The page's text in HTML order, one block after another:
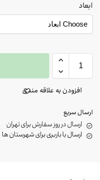
ابعاد
افزودن به علاقه مندی
ارسال سریع
ارسال در روز سفارش برای تهران
ارسال با باربری برای شهرستان ها